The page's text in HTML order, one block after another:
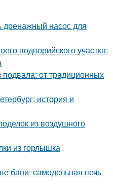
дренажный насос для
подворийского участка:
от традиционных
история и
из воздушного
из горлышка
бани: самодельная печь